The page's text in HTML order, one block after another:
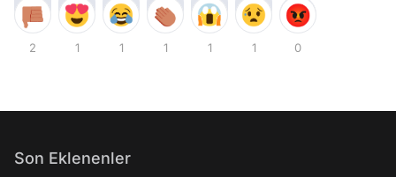
2 1 1 1 1 1 0
Son Eklenenler